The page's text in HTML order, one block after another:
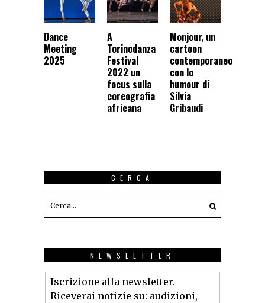
Dance
Meeting
2025
A
Torinodanza
Festival
2022 un
focus sulla
coreografia
africana
Monjour, un
cartoon
contemporaneo
con lo
humour di
Silvia
Gribaudi
CERCA
NEWSLETTER
Iscrizione alla newsletter.
Riceverai notizie su: audizioni,